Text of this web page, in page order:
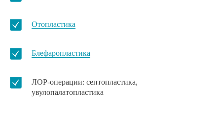
Отопластика
Блефаропластика
ЛОР-операции: септопластика,
увулопалатопластика